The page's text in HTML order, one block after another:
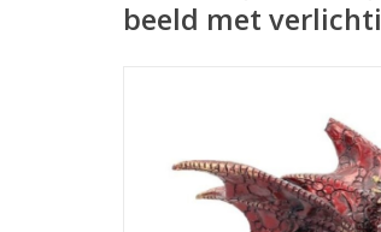
beeld met